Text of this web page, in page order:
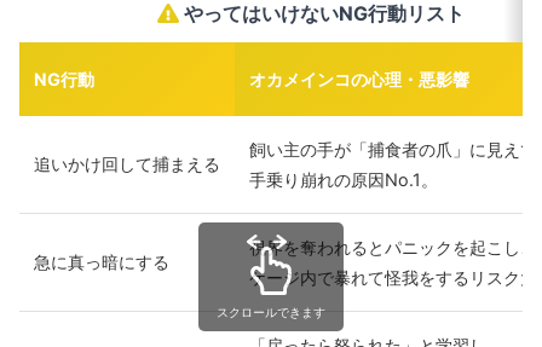
やってはいけないNG行動リスト
NG行動 オカメインコの心理・悪影響
追いかけ回して捕まえる
飼い主の手が「捕食者の爪」に見えて
手乗り崩れの原因No.1。
急に真っ暗にする
視界を奪われるとパニックを起こし、
ケージ内で暴れて怪我をするリスク大
スクロールできます